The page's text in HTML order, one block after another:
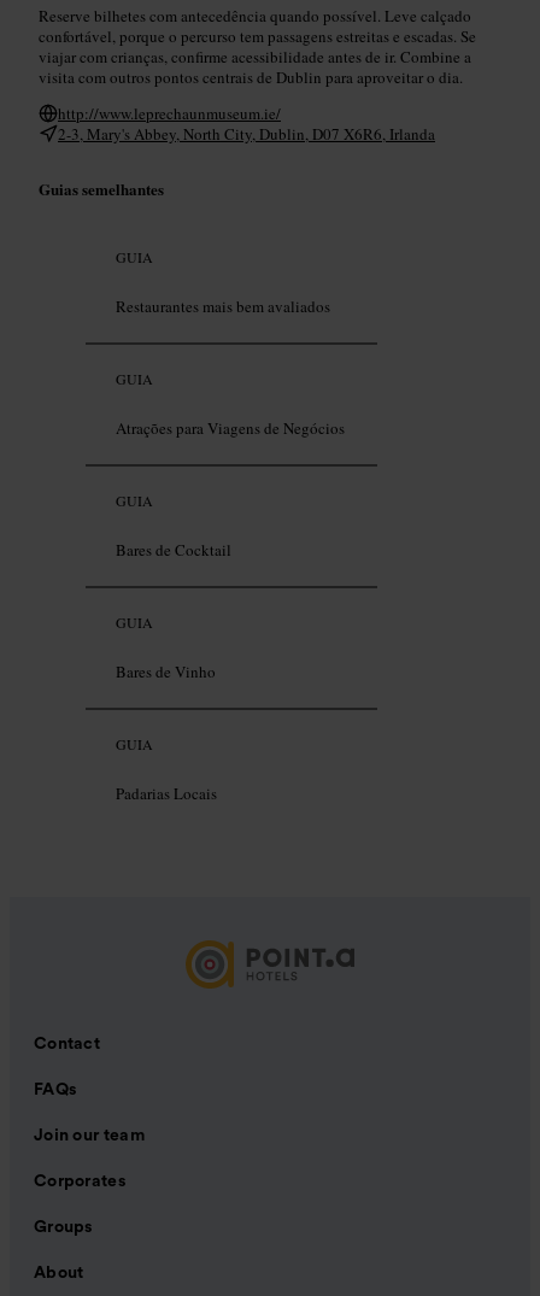
Reserve bilhetes com antecedência quando possível. Leve calçado
confortável, porque o percurso tem passagens estreitas e escadas. Se
viajar com crianças, confirme acessibilidade antes de ir. Combine a
visita com outros pontos centrais de Dublin para aproveitar o dia.
http://www.leprechaunmuseum.ie/
2-3, Mary's Abbey, North City, Dublin, D07 X6R6, Irlanda
Guias semelhantes
GUIA
Restaurantes mais bem avaliados
GUIA
Atrações para Viagens de Negócios
GUIA
Bares de Cocktail
GUIA
Bares de Vinho
GUIA
Padarias Locais
Contact
FAQs
Join our team
Corporates
Groups
About